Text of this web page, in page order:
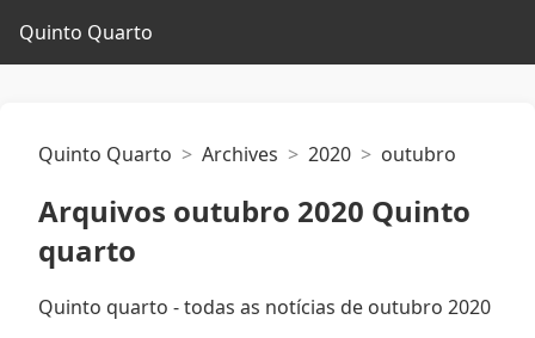
Quinto Quarto
Quinto Quarto Archives 2020 outubro
Arquivos outubro 2020 Quinto
quarto
Quinto quarto - todas as notícias de outubro 2020